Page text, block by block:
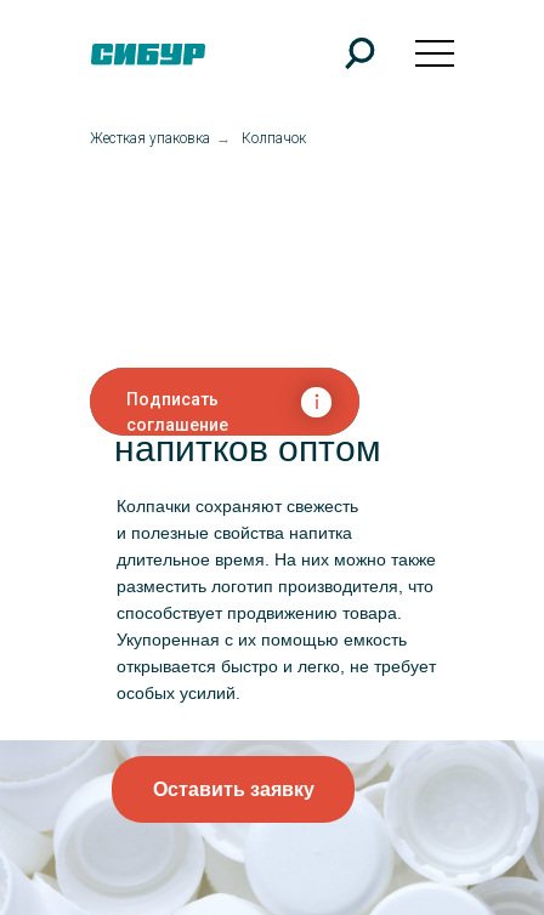
Подписать
соглашение
Жесткая упаковка → Колпачок
Колпачок для
напитков оптом
Колпачки сохраняют свежесть
и полезные свойства напитка
длительное время. На них можно также
разместить логотип производителя, что
способствует продвижению товара.
Укупоренная с их помощью емкость
открывается быстро и легко, не требует
особых усилий.
Оставить заявку